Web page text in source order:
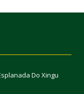
Do Xingu